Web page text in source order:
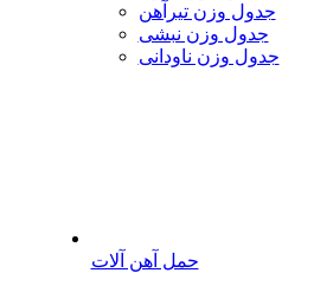
جدول وزن تیرآهن
جدول وزن نبشی
جدول وزن ناودانی
حمل آهن آلات